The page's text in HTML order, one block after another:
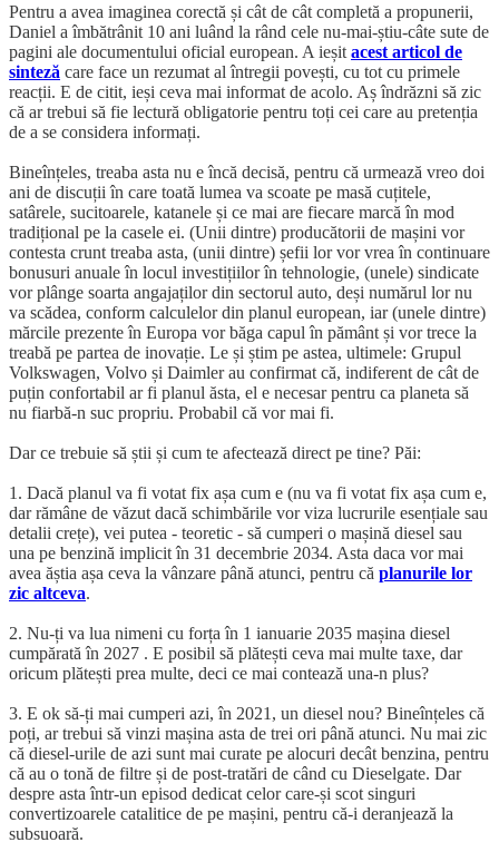
Pentru a avea imaginea corectă și cât de cât completă a propunerii,
Daniel a îmbătrânit 10 ani luând la rând cele nu-mai-știu-câte sute de
pagini ale documentului oficial european. A ieșit acest articol de
sinteză care face un rezumat al întregii povești, cu tot cu primele
reacții. E de citit, ieși ceva mai informat de acolo. Aș îndrăzni să zic
că ar trebui să fie lectură obligatorie pentru toți cei care au pretenția
de a se considera informați.
Bineînțeles, treaba asta nu e încă decisă, pentru că urmează vreo doi
ani de discuții în care toată lumea va scoate pe masă cuțitele,
satârele, sucitoarele, katanele și ce mai are fiecare marcă în mod
tradițional pe la casele ei. (Unii dintre) producătorii de mașini vor
contesta crunt treaba asta, (unii dintre) șefii lor vor vrea în continuare
bonusuri anuale în locul investițiilor în tehnologie, (unele) sindicate
vor plânge soarta angajaților din sectorul auto, deși numărul lor nu
va scădea, conform calculelor din planul european, iar (unele dintre)
mărcile prezente în Europa vor băga capul în pământ și vor trece la
treabă pe partea de inovație. Le și știm pe astea, ultimele: Grupul
Volkswagen, Volvo și Daimler au confirmat că, indiferent de cât de
puțin confortabil ar fi planul ăsta, el e necesar pentru ca planeta să
nu fiarbă-n suc propriu. Probabil că vor mai fi.
Dar ce trebuie să știi și cum te afectează direct pe tine? Păi:
1. Dacă planul va fi votat fix așa cum e (nu va fi votat fix așa cum e,
dar rămâne de văzut dacă schimbările vor viza lucrurile esențiale sau
detalii crețe), vei putea - teoretic - să cumperi o mașină diesel sau
una pe benzină implicit în 31 decembrie 2034. Asta daca vor mai
avea ăștia așa ceva la vânzare până atunci, pentru că planurile lor
zic altceva.
2. Nu-ți va lua nimeni cu forța în 1 ianuarie 2035 mașina diesel
cumpărată în 2027 . E posibil să plătești ceva mai multe taxe, dar
oricum plătești prea multe, deci ce mai contează una-n plus?
3. E ok să-ți mai cumperi azi, în 2021, un diesel nou? Bineînțeles că
poți, ar trebui să vinzi mașina asta de trei ori până atunci. Nu mai zic
că diesel-urile de azi sunt mai curate pe alocuri decât benzina, pentru
că au o tonă de filtre și de post-tratări de când cu Dieselgate. Dar
despre asta într-un episod dedicat celor care-și scot singuri
convertizoarele catalitice de pe mașini, pentru că-i deranjează la
subsuoară.